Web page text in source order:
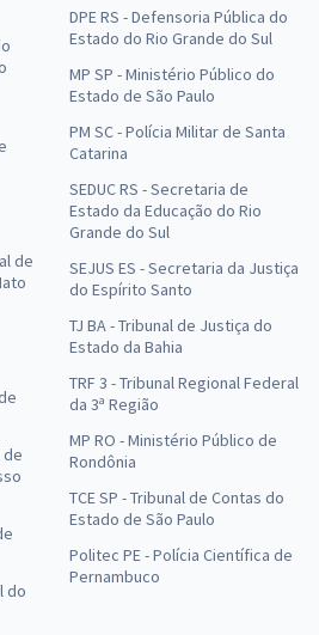
de
de
do
DPE RS - Defensoria Pública do
Estado do Rio Grande do Sul
MP SP - Ministério Público do
Estado de São Paulo
PM SC - Polícia Militar de Santa
Catarina
SEDUC RS - Secretaria de
Estado da Educação do Rio
Grande do Sul
SEJUS ES - Secretaria da Justiça
do Espírito Santo
TJ BA - Tribunal de Justiça do
Estado da Bahia
TRF 3 - Tribunal Regional Federal
da 3ª Região
MP RO - Ministério Público de
Rondônia
TCE SP - Tribunal de Contas do
Estado de São Paulo
Politec PE - Polícia Científica de
Pernambuco